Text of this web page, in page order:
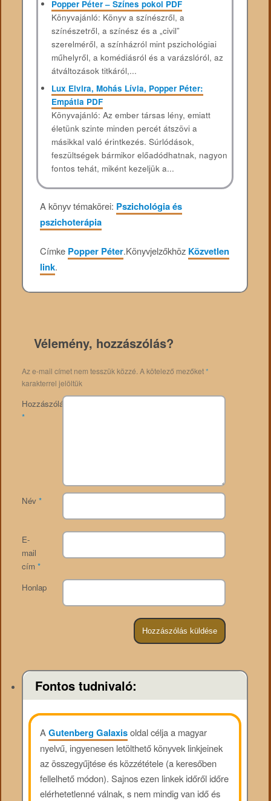
Popper Péter – Színes pokol PDF
Könyvajánló: Könyv a színészről, a
színészetről, a színész és a „civil”
szerelméről, a színházról mint pszichológiai
műhelyről, a komédiásról és a varázslóról, az
átváltozások titkáról,...
Lux Elvira, Mohás Lívia, Popper Péter:
Empátia PDF
Könyvajánló: Az ember társas lény, emiatt
életünk szinte minden percét átszövi a
másikkal való érintkezés. Súrlódások,
feszültségek bármikor előadódhatnak, nagyon
fontos tehát, miként kezeljük a...
A könyv témakörei: Pszichológia és
pszichoterápia
Címke Popper Péter.Könyvjelzőkhöz Közvetlen
link.
Vélemény, hozzászólás?
Az e-mail címet nem tesszük közzé.A kötelező mezőket*
karakterrel jelöltük
Hozzászólás
*
Név *
E-
mail
cím *
Honlap
Fontos tudnivaló:
AGutenberg Galaxisoldal célja a magyar
nyelvű, ingyenesen letölthető könyvek linkjeinek
az összegyűjtése és közzététele (a keresőben
fellelhető módon). Sajnos ezen linkek időről időre
elérhetetlenné válnak, s nem mindig van idő és